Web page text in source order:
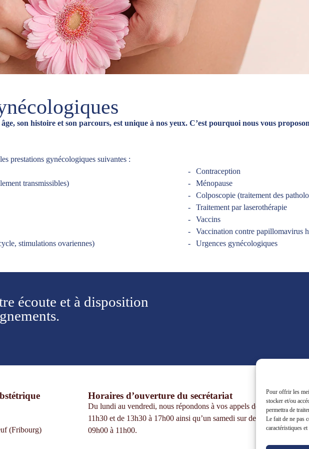
Pour offrir les
stocker et/ou
permettra de
Le fait de ne pas
caractéristiques
son histoire et son parcours, est unique à nos yeux. C’est pourquoi nous vous
prestations gynécologiques suivantes :
transmissibles)
stimulations ovariennes)
Contraception
Ménopause
Colposcopie (traitement des
Traitement par laserothérapie
Vaccins
Vaccination contre papillomavirus
Urgences gynécologiques
écoute et à disposition
(Fribourg)
Horaires d’ouverture du secrétariat
​Du lundi au vendredi, nous répondons à vos appels de 08h30 à
11h30 et de 13h30 à 17h00 ainsi qu’un samedi sur deux de
09h00 à 11h00.